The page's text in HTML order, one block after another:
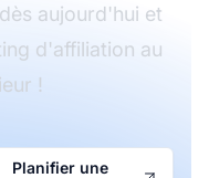
dès aujourd'hui et
d'affiliation au
!
Planifier une